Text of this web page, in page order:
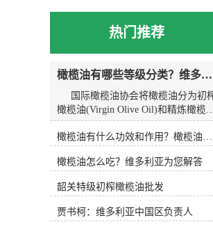
热门推荐
橄榄油有哪些等级分类？维多利亚为您解说
国际橄榄油协会将橄榄油分为初
橄榄油(Virgin Olive Oil)和精炼橄榄
(Lampante Olive Oil或Refined Olive
Oil)两大类，五个级别。下面维多利
或称为天然橄榄油，是直接从新鲜的
橄榄果实中采取机械冷榨、经过过滤
等处理除去异物后得到的油脂。根据
酸度的不同可分为三个级别：特级初
榨橄榄油(Extra Virgin)：是较高级
橄榄油有什么功效和作用？橄榄油厂家告诉你
橄榄油怎么吃？维多利亚为您解答
韶关特级初榨橄榄油批发
贾书柯：维多利亚中国区负责人